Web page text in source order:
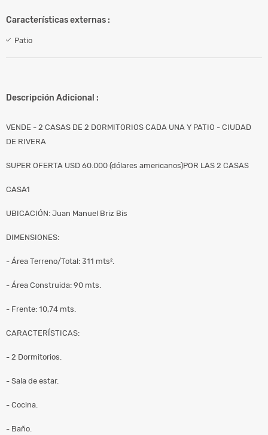
Características externas :
Patio
Descripción Adicional :
VENDE - 2 CASAS DE 2 DORMITORIOS CADA UNA Y PATIO - CIUDAD
DE RIVERA
SUPER OFERTA USD 60.000 (dólares americanos)POR LAS 2 CASAS
CASA1
UBICACIÓN: Juan Manuel Briz Bis
DIMENSIONES:
- Área Terreno/Total: 311 mts².
- Área Construida: 90 mts.
- Frente: 10,74 mts.
CARACTERÍSTICAS:
- 2 Dormitorios.
- Sala de estar.
- Cocina.
- Baño.